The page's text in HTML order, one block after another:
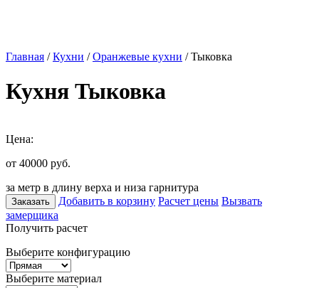
Главная /Кухни /Оранжевые кухни / Тыковка
Кухня Тыковка
Цена:
от 40000 руб.
за метр в длину верха и низа гарнитура
Заказать Добавить в корзину Расчет цены Вызвать
замерщика
Получить расчет
Выберите конфигурацию
Выберите материал